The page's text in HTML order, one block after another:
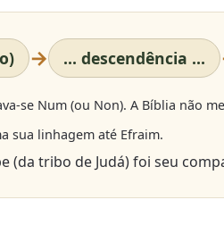
→ ... descendência ...
se Num (ou Non). A Bíblia não
sua linhagem até Efraim.
(da tribo de Judá) foi seu